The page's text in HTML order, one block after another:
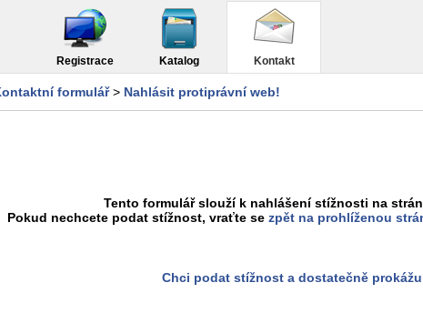
Registrace Katalog Kontakt
formulář> Nahlásit protiprávní web!
Tento formulář slouží k nahlášení stížnosti na
Pokud nechcete podat stížnost, vraťte se zpět na prohlíženou
Chci podat stížnost a dostatečně